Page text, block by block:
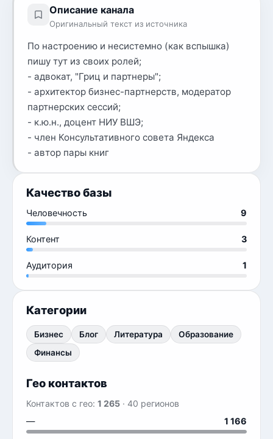
Описание канала
Оригинальный текст из источника
По настроению и несистемно (как вспышка)
пишу тут из своих ролей;
- адвокат, "Гриц и партнеры";
- архитектор бизнес-партнерств, модератор
партнерских сессий;
- к.ю.н., доцент НИУ ВШЭ;
- член Консультативного совета Яндекса
- автор пары книг
Качество базы
Человечность 9
Контент 3
Аудитория 1
Категории
Бизнес Блог Литература
Образование
Финансы
Гео контактов
Контактов с гео: 1 265 · 40 регионов
—
1 166